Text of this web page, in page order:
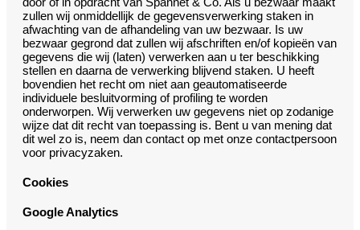
zullen wij onmiddellijk de gegevensverwerking staken in
afwachting van de afhandeling van uw bezwaar. Is uw
bezwaar gegrond dat zullen wij afschriften en/of kopieën van
gegevens die wij (laten) verwerken aan u ter beschikking
stellen en daarna de verwerking blijvend staken. U heeft
bovendien het recht om niet aan geautomatiseerde
individuele besluitvorming of profiling te worden
onderworpen. Wij verwerken uw gegevens niet op zodanige
wijze dat dit recht van toepassing is. Bent u van mening dat
dit wel zo is, neem dan contact op met onze contactpersoon
voor privacyzaken.
Cookies
Google Analytics